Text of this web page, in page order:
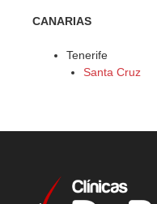
CANARIAS
Tenerife
Santa Cruz